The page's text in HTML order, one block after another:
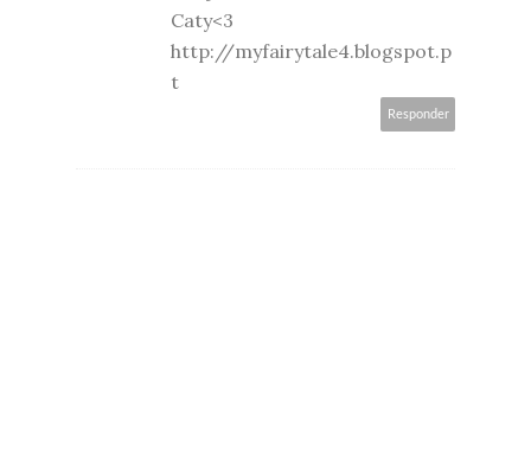
Caty<3
http://myfairytale4.blogspot.p
t
Responder